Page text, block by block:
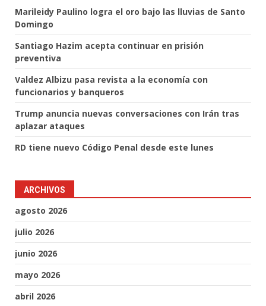
Marileidy Paulino logra el oro bajo las lluvias de Santo
Domingo
Santiago Hazim acepta continuar en prisión
preventiva
Valdez Albizu pasa revista a la economía con
funcionarios y banqueros
Trump anuncia nuevas conversaciones con Irán tras
aplazar ataques
RD tiene nuevo Código Penal desde este lunes
ARCHIVOS
agosto 2026
julio 2026
junio 2026
mayo 2026
abril 2026